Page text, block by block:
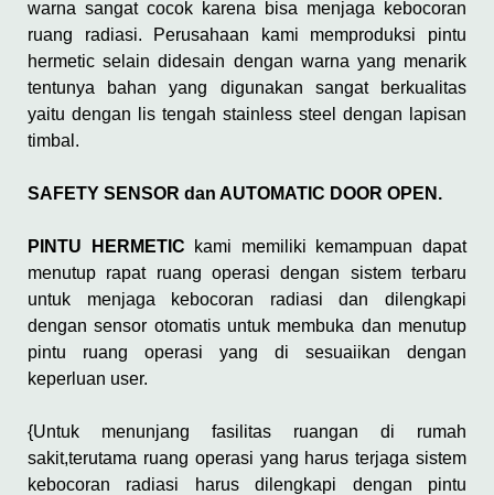
warna sangat cocok karena bisa menjaga kebocoran
ruang radiasi. Perusahaan kami memproduksi pintu
hermetic selain didesain dengan warna yang menarik
tentunya bahan yang digunakan sangat berkualitas
yaitu dengan lis tengah stainless steel dengan lapisan
timbal.
SAFETY SENSOR dan AUTOMATIC DOOR OPEN.
PINTU HERMETIC kami memiliki kemampuan dapat
menutup rapat ruang operasi dengan sistem terbaru
untuk menjaga kebocoran radiasi dan dilengkapi
dengan sensor otomatis untuk membuka dan menutup
pintu ruang operasi yang di sesuaiikan dengan
keperluan user.
{Untuk menunjang fasilitas ruangan di rumah
sakit,terutama ruang operasi yang harus terjaga sistem
kebocoran radiasi harus dilengkapi dengan pintu